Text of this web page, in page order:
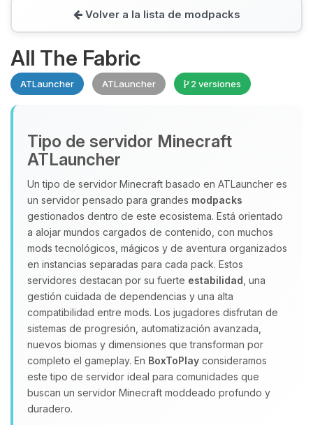
Volver a la lista de modpacks
All The Fabric
ATLauncher ATLauncher 2 versiones
Tipo de servidor Minecraft
ATLauncher
Un tipo de servidor Minecraft basado en ATLauncher es
un servidor pensado para grandes modpacks
gestionados dentro de este ecosistema. Está orientado
a alojar mundos cargados de contenido, con muchos
mods tecnológicos, mágicos y de aventura organizados
en instancias separadas para cada pack. Estos
servidores destacan por su fuerte estabilidad , una
gestión cuidada de dependencias y una alta
compatibilidad entre mods. Los jugadores disfrutan de
sistemas de progresión, automatización avanzada,
nuevos biomas y dimensiones que transforman por
completo el gameplay. En BoxToPlay consideramos
este tipo de servidor ideal para comunidades que
buscan un servidor Minecraft moddeado profundo y
duradero.
Yupi, por fin alguien con quien
hablar! Soy Choupy, tu pequeno
asistente de BoxToPlay. Cuentame
que necesitas y moveré mis
pequenos circuitos para ayudarte.
06/08/2026 11:08